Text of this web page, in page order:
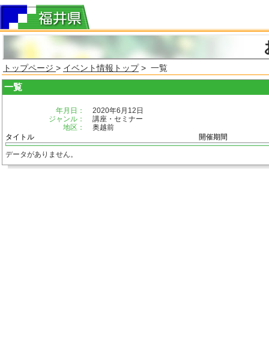
トップページ > イベント情報トップ> 一覧
一覧
年月日：
2020年6月12日
ジャンル：
講座・セミナー
地区：
奥越前
タイトル
開催期間
データがありません。